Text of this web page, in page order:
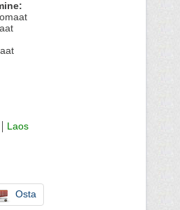
Laos
Osta